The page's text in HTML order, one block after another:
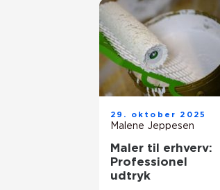
29. oktober 2025
Malene Jeppesen
Maler til erhverv:
Professionel
udtryk